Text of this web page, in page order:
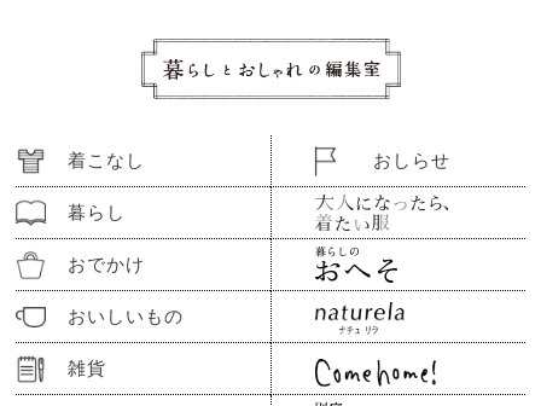
着こなし
暮らし
おでかけ
おいしいもの
雑貨
おしらせ